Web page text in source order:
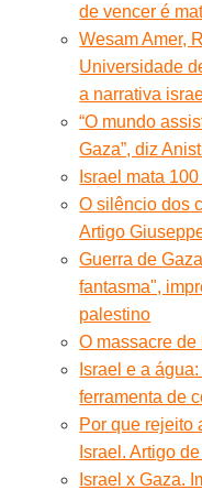
de vencer é
Wesam Amer,
Universidade
a narrativa
“O mundo
Gaza”, diz
Israel mata
O silêncio dos
Artigo
Guerra de
fantasma",
palestino
O massacre de
Israel e a
ferramenta de
Por que rejeito
Israel. Artigo
Israel x Gaza.